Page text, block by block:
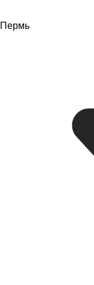
Пермь